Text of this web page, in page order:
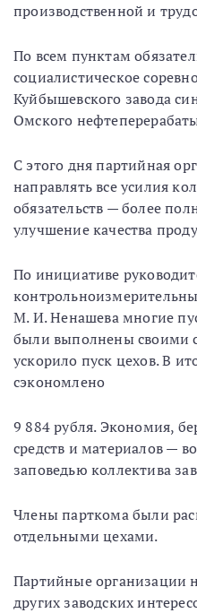
производственной и
По всем пунктам
социалистическое
Куйбышевского завода
Омского
С этого дня партийная
направлять все усилия
обязательств — более
улучшение качества
По инициативе
М. И. Ненашева многие
были выполнены своими
ускорило пуск цехов. В
сэкономлено
9 884 рубля. Экономия,
средств и материалов —
заповедью коллектива
Члены парткома были
отдельными цехами.
Партийные организации
других заводских